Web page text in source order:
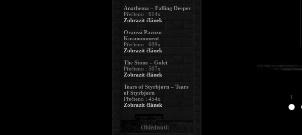
1
Anathema – Falling Deeper
Přečteno : 614x
Zobrazit článek
Oranssi Pazuzu -
Kosmonument
Přečteno : 609x
Zobrazit článek
The Stone – Golet
Přečteno : 507x
Zobrazit článek
Tears of Styrbjørn – Tears
of Styrbjørn
Přečteno : 454x
Zobrazit článek
Ohlédnutí: